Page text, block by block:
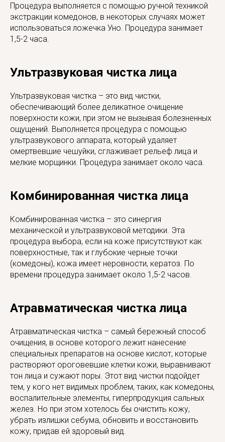
Процедура выполняется с помощью ручной техникой
экстракции комедонов, в некоторых случаях может
использоваться ложечка Уно. Процедура занимает
1,5-2 часа.
Ультразвуковая чистка лица
Ультразвуковая чистка – это вид чистки,
обеспечивающий более деликатное очищение
поверхности кожи, при этом не вызывая болезненных
ощущений. Выполняется процедура с помощью
ультразвукового аппарата, который удаляет
омертвевшие чешуйки, сглаживает рельеф лица и
мелкие морщинки. Процедура занимает около часа.
Комбинированная чистка лица
Комбинированная чистка – это синергия
механической и ультразвуковой методики. Эта
процедура выбора, если на коже присутствуют как
поверхностные, так и глубокие черные точки
(комедоны), кожа имеет неровности, кератоз. По
времени процедура занимает около 1,5-2 часов.
Атравматическая чистка лица
Атравматическая чистка – самый бережный способ
очищения, в основе которого лежит нанесение
специальных препаратов на основе кислот, которые
растворяют ороговевшие клетки кожи, выравнивают
тон лица и сужают поры. Этот вид чистки подойдет
тем, у кого нет видимых проблем, таких, как комедоны,
воспалительные элементы, гиперпродукция сальных
желез. Но при этом хотелось бы очистить кожу,
убрать излишки себума, обновить и восстановить
кожу, придав ей здоровый вид.